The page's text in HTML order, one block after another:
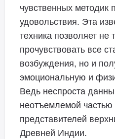
чувственных методик
удовольствия. Эта
техника позволяет не
прочувствовать все
возбуждения, но и
эмоциональную и
Ведь неспроста
неотъемлемой частью
представителей
Древней Индии.